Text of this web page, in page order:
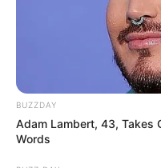
BUZZDAY
Adam Lambert, 43, Takes
Words